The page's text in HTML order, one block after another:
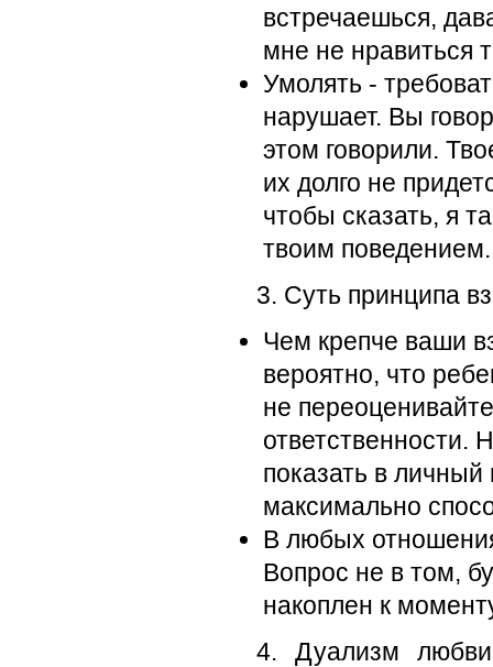
встречаешься,
мне не нравиться
Умолять -
нарушает. Вы
этом говорили.
их долго не
чтобы сказать, я
твоим поведением.
3. Суть принципа
Чем крепче ваши
вероятно, что
не
ответственности.
показать в
максимально
В любых
Вопрос не в том,
накоплен к
4. Дуализм